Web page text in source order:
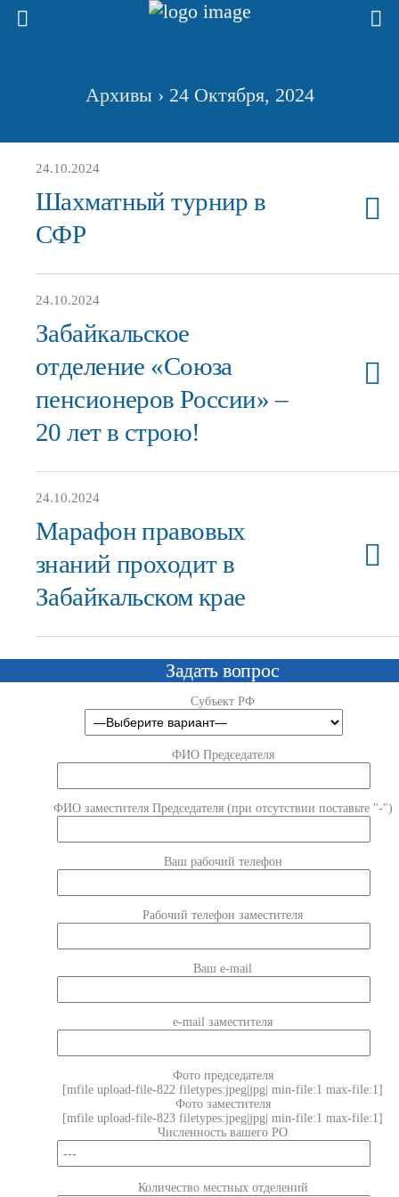
Архивы › 24 Октября, 2024
24.10.2024
Шахматный турнир в
СФР
24.10.2024
Забайкальское
отделение «Союза
пенсионеров России» –
20 лет в строю!
24.10.2024
Марафон правовых
знаний проходит в
Забайкальском крае
Задать вопрос
Субъект РФ
ФИО Председателя
ФИО заместителя Председателя (при отсутствии поставьте "-")
Ваш рабочий телефон
Рабочий телефон заместителя
Ваш e-mail
e-mail заместителя
Фото председателя
[mfile upload-file-822 filetypes:jpeg|jpg| min-file:1 max-file:1]
Фото заместителя
[mfile upload-file-823 filetypes:jpeg|jpg| min-file:1 max-file:1]
Численность вашего РО
Количество местных отделений